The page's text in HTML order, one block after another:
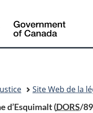
Site Web de la
d’Esquimalt (DORS/